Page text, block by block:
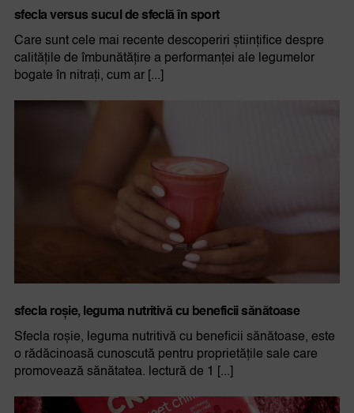
sfecla versus sucul de sfeclă în sport
Care sunt cele mai recente descoperiri științifice despre
calitățile de îmbunătățire a performanței ale legumelor
bogate în nitrați, cum ar [...]
sfecla roșie, leguma nutritivă cu beneficii sănătoase
Sfecla roșie, leguma nutritivă cu beneficii sănătoase, este
o rădăcinoasă cunoscută pentru proprietățile sale care
promovează sănătatea. lectură de 1 [...]